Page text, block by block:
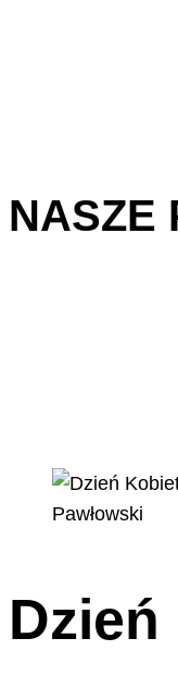
NASZE